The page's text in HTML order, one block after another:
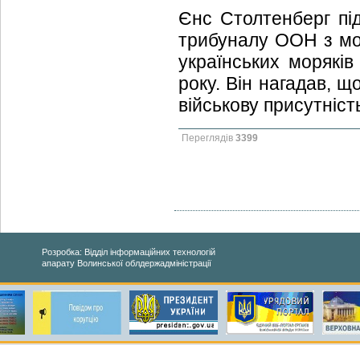
Єнс Столтенберг
трибуналу ООН з
українських
року. Він нагадав,
військову
Переглядів 3399
Розробка: Відділ інформаційних технологій
апарату Волинської облдержадміністрації